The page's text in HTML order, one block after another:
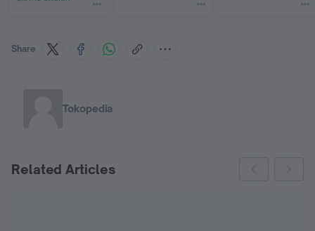
Share
Tokopedia
Related Articles